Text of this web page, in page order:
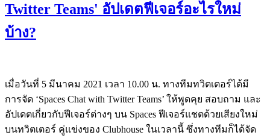
Twitter Teams' อัปเดตฟีเจอร์อะไรใหม่
บ้าง?
เมื่อวันที่ 5 มีนาคม 2021 เวลา 10.00 น. ทางทีมทวิตเตอร์ได้มี
การจัด ‘Spaces Chat with Twitter Teams’ ให้พูดคุย สอบถาม และ
อัปเดตเกี่ยวกับฟีเจอร์ต่างๆ บน Spaces ฟีเจอร์แชตด้วยเสียงใหม่
บนทวิตเตอร์ คู่แข่งของ Clubhouse ในเวลานี้ ซึ่งทางทีมก็ได้จัด